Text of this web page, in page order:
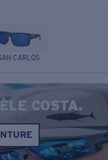
CARLOS
COSTA.